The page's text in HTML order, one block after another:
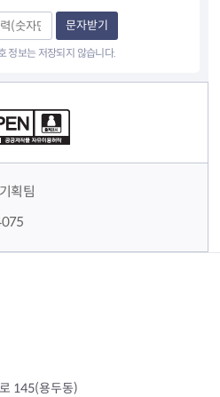
문자받기
정보는 저장되지 않습니다.
획팀
145(용두동)